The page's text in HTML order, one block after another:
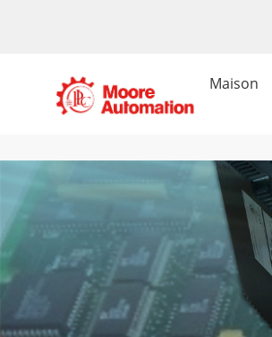
Maison